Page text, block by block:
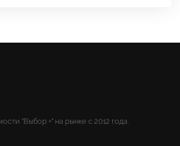
"Выбор +" на рынке с 2012 года.